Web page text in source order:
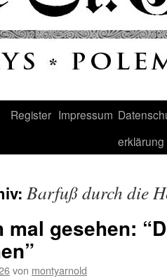
Register Impressum
erklärung
Barfuß durch die
mal gesehen:
von montyarnold